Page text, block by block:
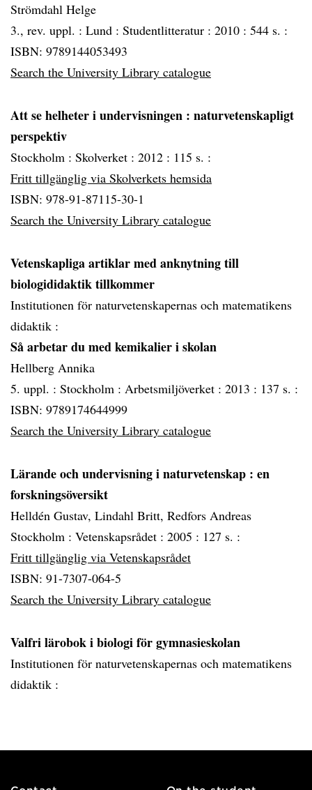
Strömdahl Helge
3., rev. uppl. : Lund : Studentlitteratur : 2010 : 544 s. :
ISBN: 9789144053493
Search the University Library catalogue
Att se helheter i undervisningen : naturvetenskapligt
perspektiv
Stockholm : Skolverket : 2012 : 115 s. :
Fritt tillgänglig via Skolverkets hemsida
ISBN: 978-91-87115-30-1
Search the University Library catalogue
Vetenskapliga artiklar med anknytning till
biologididaktik tillkommer
Institutionen för naturvetenskapernas och matematikens
didaktik :
Så arbetar du med kemikalier i skolan
Hellberg Annika
5. uppl. : Stockholm : Arbetsmiljöverket : 2013 : 137 s. :
ISBN: 9789174644999
Search the University Library catalogue
Lärande och undervisning i naturvetenskap : en
forskningsöversikt
Helldén Gustav, Lindahl Britt, Redfors Andreas
Stockholm : Vetenskapsrådet : 2005 : 127 s. :
Fritt tillgänglig via Vetenskapsrådet
ISBN: 91-7307-064-5
Search the University Library catalogue
Valfri lärobok i biologi för gymnasieskolan
Institutionen för naturvetenskapernas och matematikens
didaktik :